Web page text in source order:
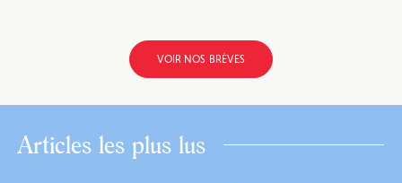
VOIR NOS BRÈVES
Articles les plus lus